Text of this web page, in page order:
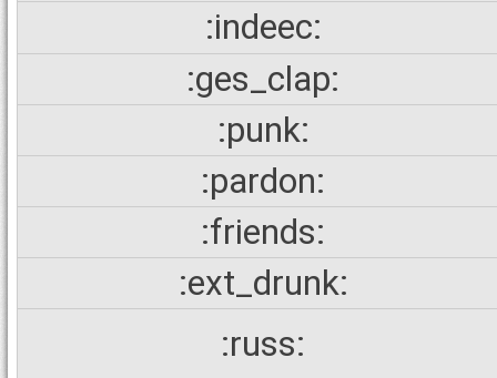
:indeec:
:ges_clap:
:punk:
:pardon:
:friends:
:ext_drunk:
:russ: